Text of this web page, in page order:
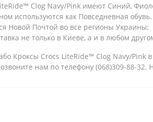
Clog Navy/Pink имеют Синий,
используются как Повседневная обувь.
Новой Почтой во все регионы Украины;
не только в Киеве, а и в любом
Кроксы Crocs LiteRide™ Clog Navy/
нам по телефону (068)309-88-